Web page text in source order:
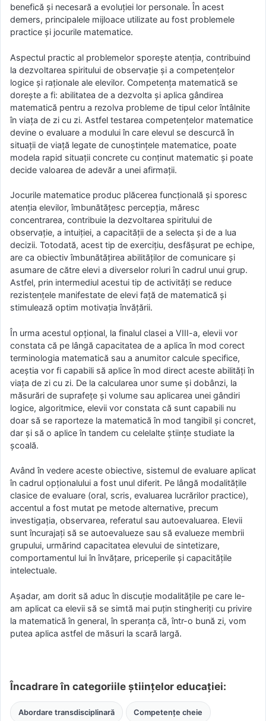
benefică și necesară a evoluției lor personale. În acest
demers, principalele mijloace utilizate au fost problemele
practice și jocurile matematice.
Aspectul practic al problemelor sporeşte atenţia, contribuind
la dezvoltarea spiritului de observaţie şi a competenţelor
logice şi raţionale ale elevilor. Competenţa matematică se
doreşte a fi: abilitatea de a dezvolta şi aplica gândirea
matematică pentru a rezolva probleme de tipul celor întâlnite
în viaţa de zi cu zi. Astfel testarea competenţelor matematice
devine o evaluare a modului în care elevul se descurcă în
situaţii de viaţă legate de cunoştinţele matematice, poate
modela rapid situaţii concrete cu conţinut matematic şi poate
decide valoarea de adevăr a unei afirmaţii.
Jocurile matematice produc plăcerea funcţională şi sporesc
atenţia elevilor, îmbunătăţesc percepţia, măresc
concentrarea, contribuie la dezvoltarea spiritului de
observaţie, a intuiţiei, a capacităţii de a selecta şi de a lua
decizii. Totodată, acest tip de exercițiu, desfășurat pe echipe,
are ca obiectiv îmbunătățirea abilităților de comunicare și
asumare de către elevi a diverselor roluri în cadrul unui grup.
Astfel, prin intermediul acestui tip de activități se reduce
rezistenţele manifestate de elevi faţă de matematică şi
stimulează optim motivaţia învăţării.
În urma acestul opțional, la finalul clasei a VIII-a, elevii vor
constata că pe lângă capacitatea de a aplica în mod corect
terminologia matematică sau a anumitor calcule specifice,
aceștia vor fi capabili să aplice în mod direct aceste abilități în
viața de zi cu zi. De la calcularea unor sume și dobânzi, la
măsurări de suprafețe și volume sau aplicarea unei gândiri
logice, algoritmice, elevii vor constata că sunt capabili nu
doar să se raporteze la matematică în mod tangibil și concret,
dar și să o aplice în tandem cu celelalte științe studiate la
școală.
Având în vedere aceste obiective, sistemul de evaluare aplicat
în cadrul opționalului a fost unul diferit. Pe lângă modalitățile
clasice de evaluare (oral, scris, evaluarea lucrărilor practice),
accentul a fost mutat pe metode alternative, precum
investigația, observarea, referatul sau autoevaluarea. Elevii
sunt încurajați să se autoevalueze sau să evalueze membrii
grupului, urmărind capacitatea elevului de sintetizare,
comportamentul lui în învățare, priceperile şi capacitățile
intelectuale.
Așadar, am dorit să aduc în discuție modalitățile pe care le-
am aplicat ca elevii să se simtă mai puțin stingheriți cu privire
la matematică în general, în speranța că, într-o bună zi, vom
putea aplica astfel de măsuri la scară largă.
Încadrare în categoriile științelor educației:
Abordare transdisciplinară Competențe cheie